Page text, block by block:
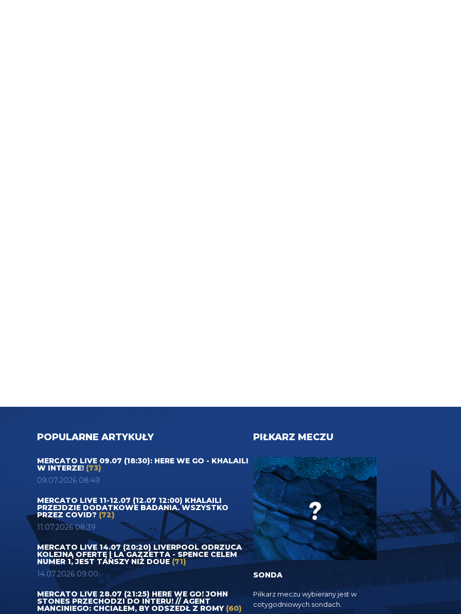
POPULARNE ARTYKUŁY
MERCATO LIVE 09.07 (18:30): HERE WE GO - KHALAILI
W INTERZE! (73)
09.07.2026 08:49
MERCATO LIVE 11-12.07 (12.07 12:00) KHALAILI
PRZEJDZIE DODATKOWE BADANIA. WSZYSTKO
PRZEZ COVID? (72)
11.07.2026 08:39
MERCATO LIVE 14.07 (20:20) LIVERPOOL ODRZUCA
KOLEJNĄ OFERTĘ | LA GAZZETTA - SPENCE CELEM
NUMER 1, JEST TAŃSZY NIŻ DOUE(71)
14.07.2026 09:00
MERCATO LIVE 28.07 (21:25) HERE WE GO! JOHN
STONES PRZECHODZI DO INTERU! // AGENT
MANCINIEGO: CHCIAŁEM, BY ODSZEDŁ Z ROMY (60)
PIŁKARZ MECZU
SONDA
Piłkarz meczu wybierany jest w
cotygodniowych sondach.